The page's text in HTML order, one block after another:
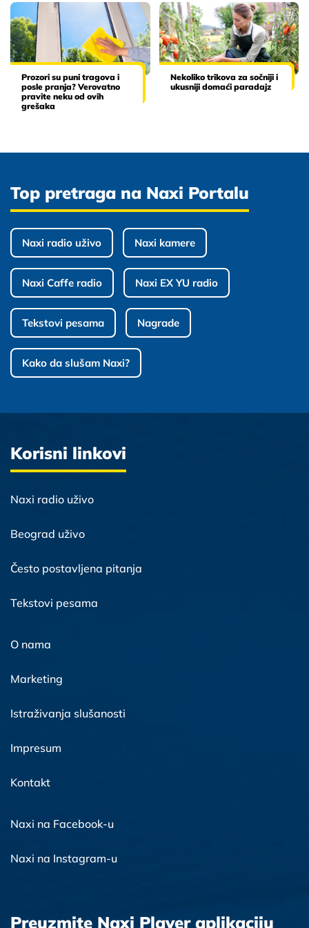
Prozori su puni tragova i
posle pranja? Verovatno
pravite neku od ovih
grešaka
Nekoliko trikova za sočniji i
ukusniji domaći paradajz
Top pretraga na Naxi Portalu
Naxi radio uživo Naxi kamere
Naxi Caffe radio Naxi EX YU radio
Tekstovi pesama Nagrade
Kako da slušam Naxi?
Korisni linkovi
Naxi radio uživo
Beograd uživo
Često postavljena pitanja
Tekstovi pesama
O nama
Marketing
Istraživanja slušanosti
Impresum
Kontakt
Naxi na Facebook-u
Naxi na Instagram-u
Preuzmite Naxi Player aplikaciju